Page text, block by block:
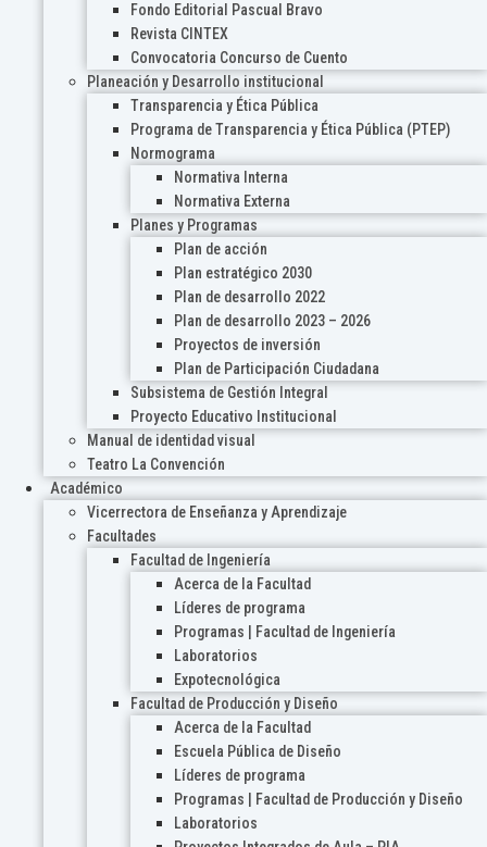
Fondo Editorial Pascual Bravo
Revista CINTEX
Convocatoria Concurso de Cuento
Planeación y Desarrollo institucional
Transparencia y Ética Pública
Programa de Transparencia y Ética Pública (PTEP)
Normograma
Normativa Interna
Normativa Externa
Planes y Programas
Plan de acción
Plan estratégico 2030
Plan de desarrollo 2022
Plan de desarrollo 2023 – 2026
Proyectos de inversión
Plan de Participación Ciudadana
Subsistema de Gestión Integral
Proyecto Educativo Institucional
Manual de identidad visual
Teatro La Convención
Académico
Vicerrectora de Enseñanza y Aprendizaje
Facultades
Facultad de Ingeniería
Acerca de la Facultad
Líderes de programa
Programas | Facultad de Ingeniería
Laboratorios
Expotecnológica
Facultad de Producción y Diseño
Acerca de la Facultad
Escuela Pública de Diseño
Líderes de programa
Programas | Facultad de Producción y Diseño
Laboratorios